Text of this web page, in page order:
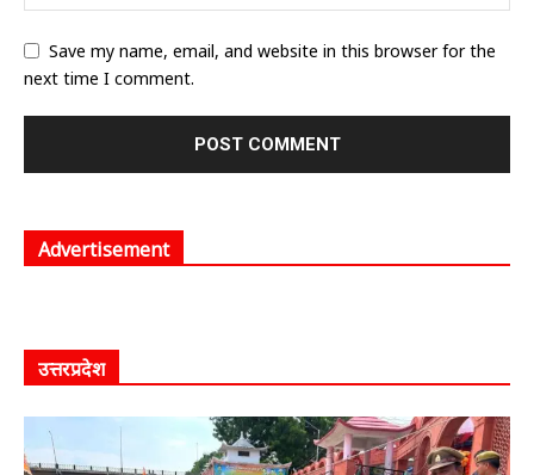
Save my name, email, and website in this browser for the
next time I comment.
Advertisement
उत्तरप्रदेश